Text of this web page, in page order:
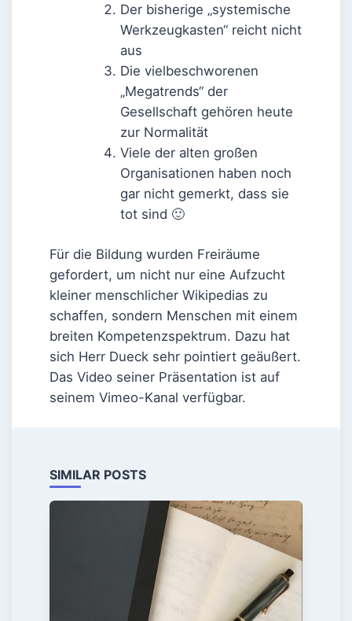
Der bisherige „systemische
Werkzeugkasten“ reicht nicht
aus
Die vielbeschworenen
„Megatrends“ der
Gesellschaft gehören heute
zur Normalität
Viele der alten großen
Organisationen haben noch
gar nicht gemerkt, dass sie
tot sind 🙂
Für die Bildung wurden Freiräume
gefordert, um nicht nur eine Aufzucht
kleiner menschlicher Wikipedias zu
schaffen, sondern Menschen mit einem
breiten Kompetenzspektrum. Dazu hat
sich Herr Dueck sehr pointiert geäußert.
Das Video seiner Präsentation ist auf
seinem Vimeo-Kanal verfügbar.
SIMILAR POSTS